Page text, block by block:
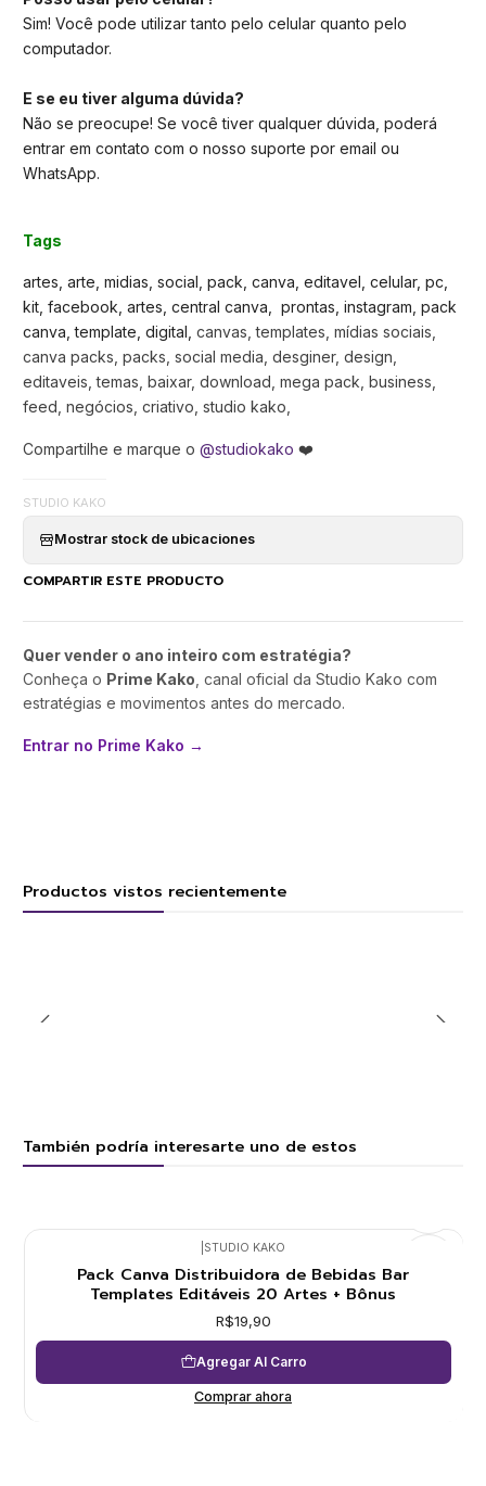
Sim! Você pode utilizar tanto pelo celular quanto pelo
computador.
E se eu tiver alguma dúvida?
Não se preocupe! Se você tiver qualquer dúvida, poderá
entrar em contato com o nosso suporte por email ou
WhatsApp.
Tags
artes, arte, midias, social, pack, canva, editavel, celular, pc,
kit, facebook, artes, central canva, prontas, instagram, pack
canva, template, digital, canvas, templates, mídias sociais,
canva packs, packs, social media, desginer, design,
editaveis, temas, baixar, download, mega pack, business,
feed, negócios, criativo, studio kako,
Compartilhe e marque o @studiokako ❤️
STUDIO KAKO
Mostrar stock de ubicaciones
COMPARTIR ESTE PRODUCTO
Quer vender o ano inteiro com estratégia?
Conheça o Prime Kako , canal oficial da Studio Kako com
estratégias e movimentos antes do mercado.
Entrar no Prime Kako →
Productos vistos recientemente
También podría interesarte uno de estos
STUDIO KAKO
Pack Canva Distribuidora de Bebidas Bar
Templates Editáveis 20 Artes + Bônus
R$19,90
Agregar Al Carro
Comprar ahora